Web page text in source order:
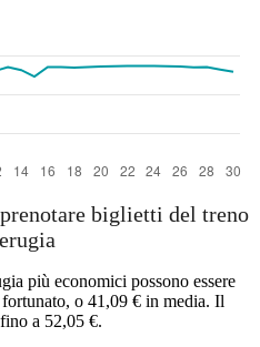
biglietti del treno
più economici possono essere
o 41,09 € in media. Il
a 52,05 €.